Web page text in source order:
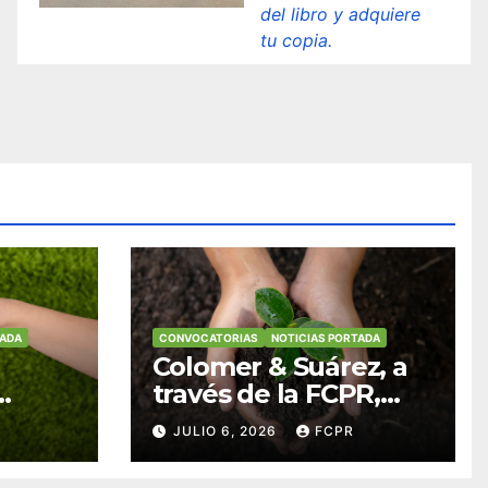
del libro y adquiere
tu copia.
CONVOCATORIAS NOTICIAS PORTADA
Colomer & Suárez, a
través de la FCPR,
abre convocatoria
para apoyar
JULIO 6, 2026 FCPR